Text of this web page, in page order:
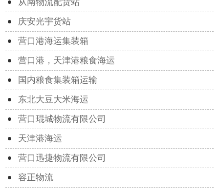
从南物流配货站
庆安光宇货站
营口港海运集装箱
营口港，天津港粮食海运
国内粮食集装箱运输
东北大豆大米海运
营口琨城物流有限公司
天津港海运
营口迅捷物流有限公司
容正物流